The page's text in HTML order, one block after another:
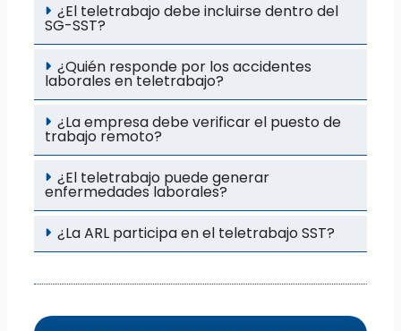
¿El teletrabajo debe incluirse dentro del
SG-SST?
¿Quién responde por los accidentes
laborales en teletrabajo?
¿La empresa debe verificar el puesto de
trabajo remoto?
¿El teletrabajo puede generar
enfermedades laborales?
¿La ARL participa en el teletrabajo SST?